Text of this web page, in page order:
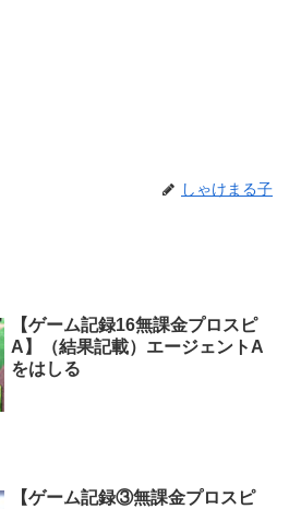
しゃけまる子
【ゲーム記録16無課金プロスピ
A】（結果記載）エージェントA
をはしる
【ゲーム記録③無課金プロスピ